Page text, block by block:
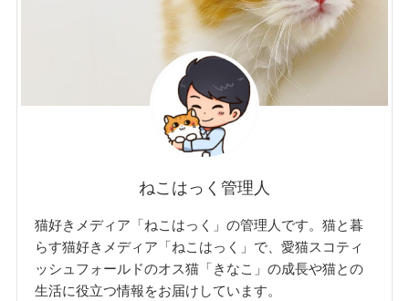
ねこはっく管理人
猫好きメディア「ねこはっく」の管理人です。猫と暮
らす猫好きメディア「ねこはっく」で、愛猫スコティ
ッシュフォールドのオス猫「きなこ」の成長や猫との
生活に役立つ情報をお届けしています。